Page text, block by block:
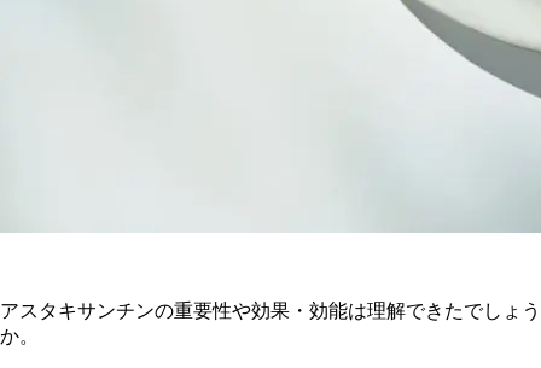
アスタキサンチンの重要性や効果・効能は理解できたでしょう
か。